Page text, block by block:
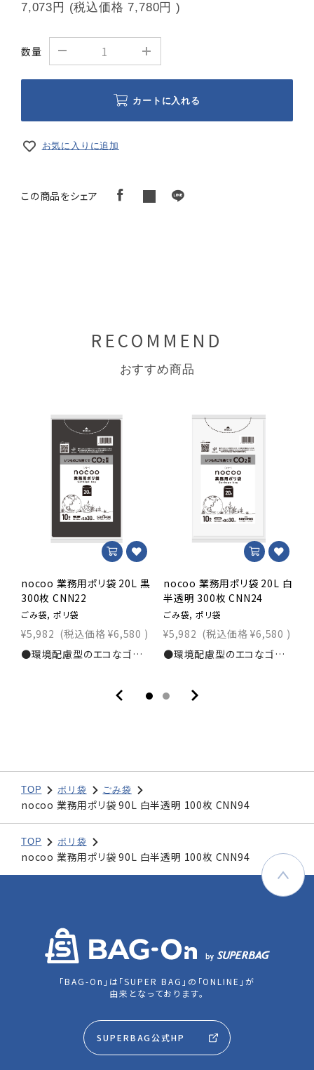
7,073円 (税込価格 7,780円 )
数量
カートに入れる
お気に入りに追加
この商品をシェア
RECOMMEND
おすすめ商品
nocoo 業務用ポリ袋 20L 黒
300枚 CNN22
ごみ袋, ポリ袋
¥5,982 (税込価格 ¥6,580 )
●環境配慮型のエコなゴミ袋！●プラスチック使用量を抑えたポリ袋です！●燃焼時の二酸化炭素発生量を削減します！寸法：横520×縦600ｍｍ素材：LLDPE(直鎖状低密度ポリエチレン)+CaCO3(炭酸カルシウム) 厚み：0.030mm入数：300枚商品コード：1111203060
nocoo 業務用ポリ袋 20L 白
半透明 300枚 CNN24
ごみ袋, ポリ袋
¥5,982 (税込価格 ¥6,580 )
●環境配慮型のエコなゴミ袋！●プラスチック使用量を抑えたポリ袋です！●燃焼時の二酸化炭素発生量を削減します！寸法：横520×縦600ｍｍ素材：LLDPE(直鎖状低密度ポリエチレン)+CaCO3(炭酸カルシウム) 厚み：0.030mm入数：300枚商品コード：1111203070
TOP ポリ袋 ごみ袋
nocoo 業務用ポリ袋 90L 白半透明 100枚 CNN94
TOP ポリ袋
nocoo 業務用ポリ袋 90L 白半透明 100枚 CNN94
「BAG-On」は「SUPER BAG」の「ONLINE」が
由来となっております。
SUPERBAG公式HP